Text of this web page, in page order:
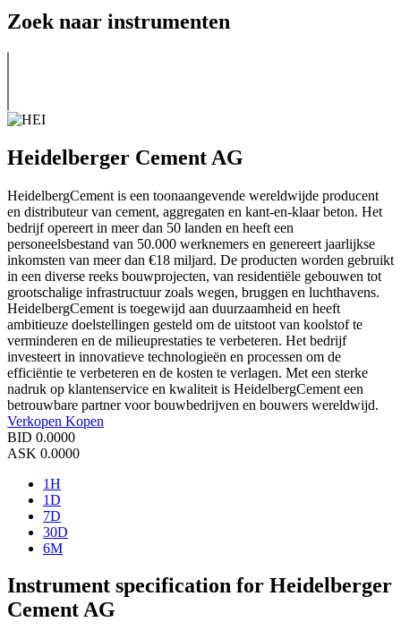
Zoek naar instrumenten
Heidelberger Cement AG
HeidelbergCement is een toonaangevende wereldwijde producent
en distributeur van cement, aggregaten en kant-en-klaar beton. Het
bedrijf opereert in meer dan 50 landen en heeft een
personeelsbestand van 50.000 werknemers en genereert jaarlijkse
inkomsten van meer dan €18 miljard. De producten worden gebruikt
in een diverse reeks bouwprojecten, van residentiële gebouwen tot
grootschalige infrastructuur zoals wegen, bruggen en luchthavens.
HeidelbergCement is toegewijd aan duurzaamheid en heeft
ambitieuze doelstellingen gesteld om de uitstoot van koolstof te
verminderen en de milieuprestaties te verbeteren. Het bedrijf
investeert in innovatieve technologieën en processen om de
efficiëntie te verbeteren en de kosten te verlagen. Met een sterke
nadruk op klantenservice en kwaliteit is HeidelbergCement een
betrouwbare partner voor bouwbedrijven en bouwers wereldwijd.
Verkopen Kopen
BID 0.0000
ASK 0.0000
1H
1D
7D
30D
6M
Instrument specification for Heidelberger
Cement AG